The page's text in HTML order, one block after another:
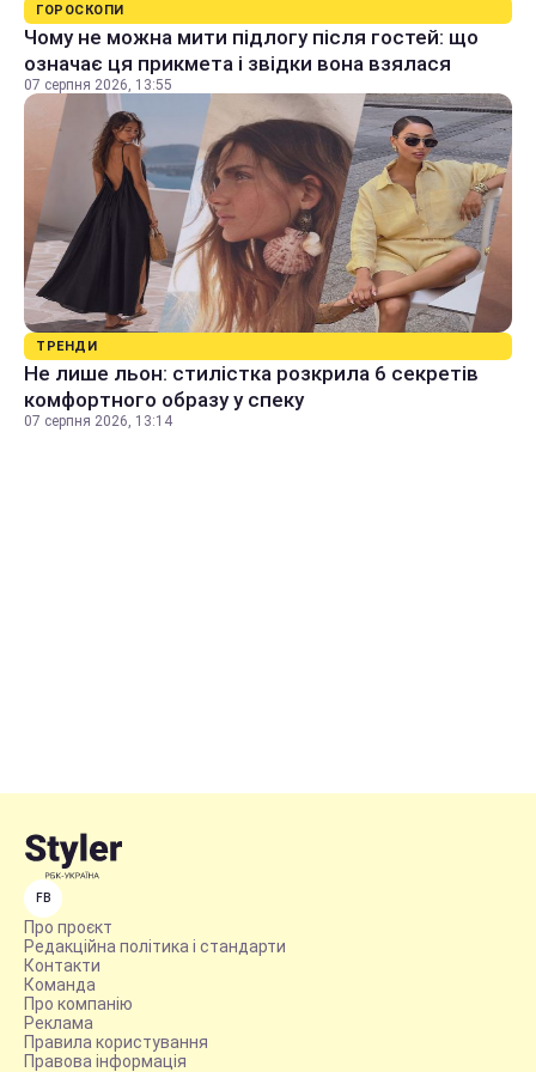
ГОРОСКОПИ
Чому не можна мити підлогу після гостей: що
означає ця прикмета і звідки вона взялася
07 серпня 2026, 13:55
ТРЕНДИ
Не лише льон: стилістка розкрила 6 секретів
комфортного образу у спеку
07 серпня 2026, 13:14
FB
Про проєкт
Редакційна політика і стандарти
Контакти
Команда
Про компанію
Реклама
Правила користування
Правова інформація